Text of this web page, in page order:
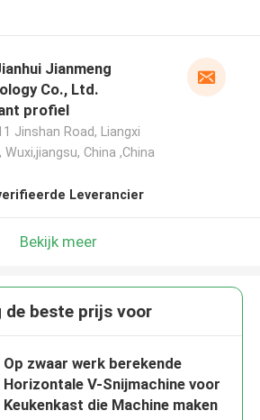
Jianmeng
Co., Ltd.
profiel
Jinshan Road, Liangxi
China ,China
Leverancier
Bekijk meer
de beste prijs voor
Op zwaar werk berekende
Horizontale V-Snijmachine voor
Keukenkast die Machine maken